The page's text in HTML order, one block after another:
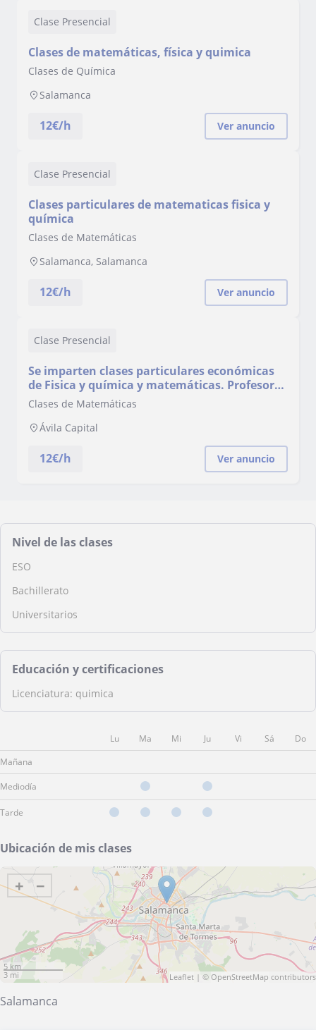
Clase Presencial
Clases de matemáticas, física y quimica
Clases de Química
Salamanca
12€/h Ver anuncio
Clase Presencial
Clases particulares de matematicas fisica y
química
Clases de Matemáticas
Salamanca, Salamanca
12€/h Ver anuncio
Clase Presencial
Se imparten clases particulares económicas
de Fisica y química y matemáticas. Profesor
con experiencia en clases particulares y con
Clases de Matemáticas
Ávila Capital
12€/h Ver anuncio
Nivel de las clases
ESO
Bachillerato
Universitarios
Educación y certificaciones
Licenciatura: quimica
Lu Ma Mi Ju Vi Sá
Do
Mañana
Mediodía
Tarde
Ubicación de mis clases
+ −
5 km
3 mi
Leaflet | © OpenStreetMap contributors
Salamanca